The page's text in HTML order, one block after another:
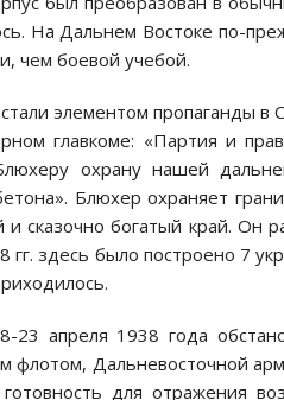
На Дальнем Востоке по-
чем боевой учебой.
элементом пропаганды в
главкоме: «Партия и
охрану нашей
Блюхер охраняет
сказочно богатый край. Он
гг. здесь было построено 7
23 апреля 1938 года
флотом, Дальневосточной
для отражения